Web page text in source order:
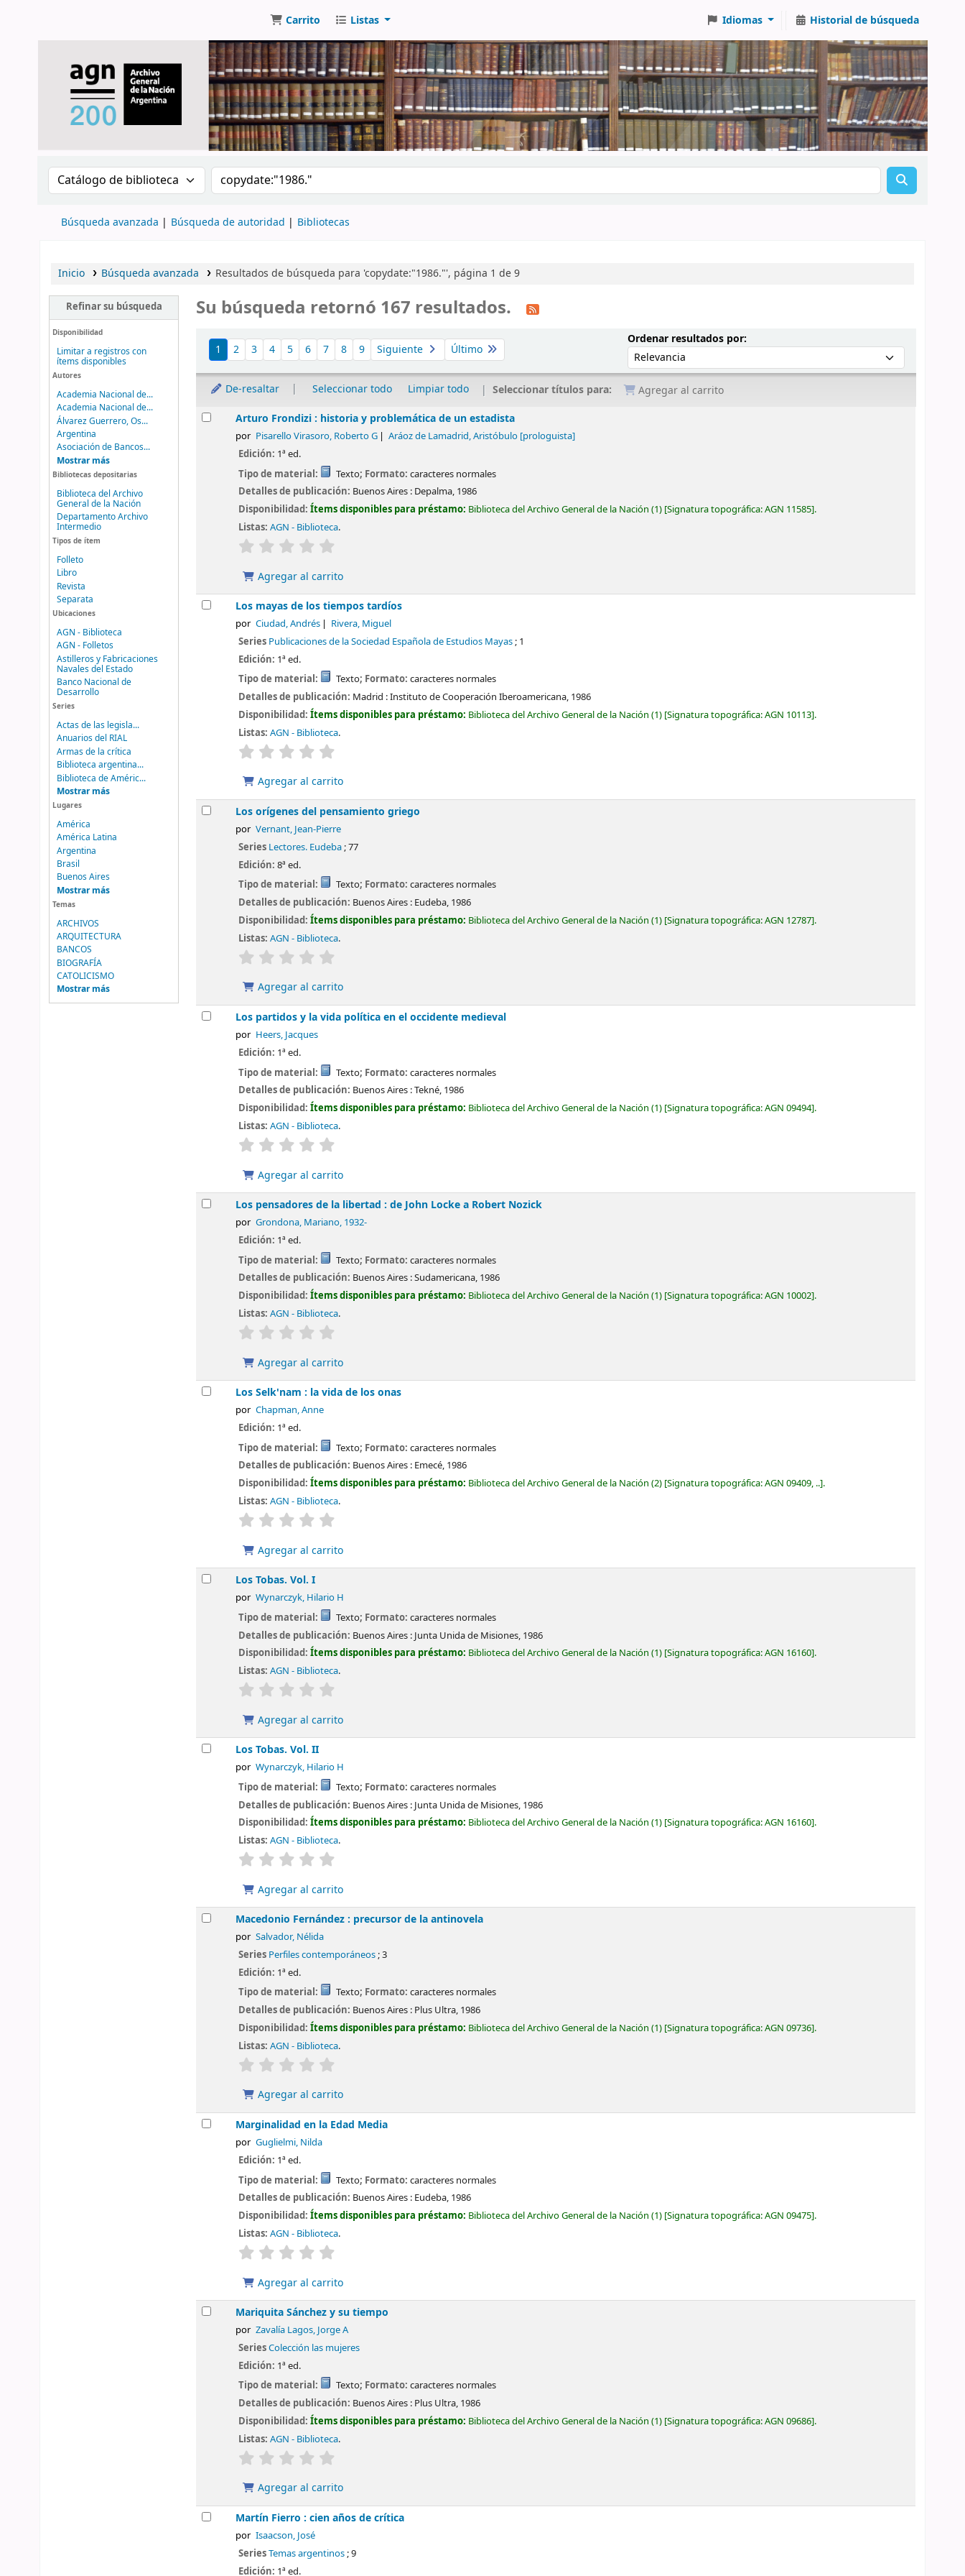
Carrito Listas Idiomas Historial de búsqueda
Buscar en el catálogo por: Buscar en el catálogo
Búsqueda avanzada Búsqueda de autoridad Bibliotecas
Inicio Búsqueda avanzada Resultados de búsqueda para 'copydate:"1986."', página 1 de 9
Refinar su búsqueda
Disponibilidad
Limitar a registros con
ítems disponibles
Autores
Academia Nacional de...
Academia Nacional de...
Álvarez Guerrero, Os...
Argentina
Asociación de Bancos...
Mostrar más
Bibliotecas depositarias
Biblioteca del Archivo
General de la Nación
Departamento Archivo
Intermedio
Tipos de ítem
Folleto
Libro
Revista
Separata
Ubicaciones
AGN - Biblioteca
AGN - Folletos
Astilleros y Fabricaciones
Navales del Estado
Banco Nacional de
Desarrollo
Series
Actas de las legisla...
Anuarios del RIAL
Armas de la crítica
Biblioteca argentina...
Biblioteca de Améric...
Mostrar más
Lugares
América
América Latina
Argentina
Brasil
Buenos Aires
Mostrar más
Temas
ARCHIVOS
ARQUITECTURA
BANCOS
BIOGRAFÍA
CATOLICISMO
Mostrar más
Su búsqueda retornó 167 resultados.
Ordenar
1 2 3 4 5 6 7 8 9 Siguiente Último
Ordenar resultados por:Ordenar por:
De-resaltar Seleccionar todo Limpiar todo Seleccionar títulos para:
Agregar al carrito
ResultadosArturo Frondizi : historia y problemática de un estadista
por Pisarello Virasoro, Roberto G Aráoz de Lamadrid, Aristóbulo[prologuista]
Edición: 1ª ed.
Tipo de material:
Texto; Formato: caracteres normales
Detalles de publicación: Buenos Aires : Depalma, 1986
Disponibilidad:Ítems disponibles para préstamo: Biblioteca del Archivo General de la Nación (1) Signatura topográfica:AGN 11585 .
Listas: AGN - Biblioteca.
valoración
Agregar al carrito
Los mayas de los tiempos tardíos
por Ciudad, Andrés Rivera, Miguel
Series Publicaciones de la Sociedad Española de Estudios Mayas; 1
Edición: 1ª ed.
Tipo de material:
Texto; Formato: caracteres normales
Detalles de publicación: Madrid :Instituto de Cooperación Iberoamericana, 1986
Disponibilidad:Ítems disponibles para préstamo: Biblioteca del Archivo General de la Nación (1) Signatura topográfica:AGN 10113 .
Listas: AGN - Biblioteca.
valoración
Agregar al carrito
Los orígenes del pensamiento griego
por Vernant, Jean-Pierre
Series Lectores. Eudeba; 77
Edición:8ª ed.
Tipo de material:
Texto; Formato: caracteres normales
Detalles de publicación: Buenos Aires : Eudeba, 1986
Disponibilidad:Ítems disponibles para préstamo: Biblioteca del Archivo General de la Nación (1) Signatura topográfica:AGN 12787 .
Listas: AGN - Biblioteca.
valoración
Agregar al carrito
Los partidos y la vida política en el occidente medieval
por Heers, Jacques
Edición: 1ª ed.
Tipo de material:
Texto; Formato: caracteres normales
Detalles de publicación: Buenos Aires :Tekné, 1986
Disponibilidad:Ítems disponibles para préstamo: Biblioteca del Archivo General de la Nación (1) Signatura topográfica:AGN 09494 .
Listas: AGN - Biblioteca.
valoración
Agregar al carrito
Los pensadores de la libertad : de John Locke a Robert Nozick
por Grondona, Mariano, 1932-
Edición: 1ª ed.
Tipo de material:
Texto; Formato: caracteres normales
Detalles de publicación: Buenos Aires :Sudamericana, 1986
Disponibilidad:Ítems disponibles para préstamo: Biblioteca del Archivo General de la Nación (1) Signatura topográfica:AGN 10002 .
Listas: AGN - Biblioteca.
valoración
Agregar al carrito
Los Selk'nam : la vida de los onas
por Chapman, Anne
Edición: 1ª ed.
Tipo de material:
Texto; Formato: caracteres normales
Detalles de publicación: Buenos Aires : Emecé, 1986
Disponibilidad:Ítems disponibles para préstamo: Biblioteca del Archivo General de la Nación (2) Signatura topográfica:AGN 09409, .. .
Listas: AGN - Biblioteca.
valoración
Agregar al carrito
Los Tobas. Vol. I
por Wynarczyk, Hilario H
Tipo de material: Texto; Formato: caracteres normales
Detalles de publicación: Buenos Aires : Junta Unida de Misiones, 1986
Disponibilidad:Ítems disponibles para préstamo: Biblioteca del Archivo General de la Nación (1) Signatura topográfica:AGN 16160 .
Listas: AGN - Biblioteca.
valoración
Agregar al carrito
Los Tobas. Vol. II
por Wynarczyk, Hilario H
Tipo de material: Texto; Formato: caracteres normales
Detalles de publicación: Buenos Aires : Junta Unida de Misiones, 1986
Disponibilidad:Ítems disponibles para préstamo: Biblioteca del Archivo General de la Nación (1) Signatura topográfica:AGN 16160 .
Listas: AGN - Biblioteca.
valoración
Agregar al carrito
Macedonio Fernández : precursor de la antinovela
por Salvador, Nélida
Series Perfiles contemporáneos; 3
Edición: 1ª ed.
Tipo de material:
Texto; Formato: caracteres normales
Detalles de publicación: Buenos Aires : Plus Ultra, 1986
Disponibilidad:Ítems disponibles para préstamo: Biblioteca del Archivo General de la Nación (1) Signatura topográfica:AGN 09736 .
Listas: AGN - Biblioteca.
valoración
Agregar al carrito
Marginalidad en la Edad Media
por Guglielmi, Nilda
Edición: 1ª ed.
Tipo de material:
Texto; Formato: caracteres normales
Detalles de publicación: Buenos Aires : Eudeba, 1986
Disponibilidad:Ítems disponibles para préstamo: Biblioteca del Archivo General de la Nación (1) Signatura topográfica:AGN 09475 .
Listas: AGN - Biblioteca.
valoración
Agregar al carrito
Mariquita Sánchez y su tiempo
por Zavalía Lagos, Jorge A
SeriesColección las mujeres
Edición: 1ª ed.
Tipo de material:
Texto; Formato: caracteres normales
Detalles de publicación: Buenos Aires : Plus Ultra, 1986
Disponibilidad:Ítems disponibles para préstamo: Biblioteca del Archivo General de la Nación (1) Signatura topográfica:AGN 09686 .
Listas: AGN - Biblioteca.
valoración
Agregar al carrito
Martín Fierro : cien años de crítica
por Isaacson, José
SeriesTemas argentinos; 9
Edición: 1ª ed.